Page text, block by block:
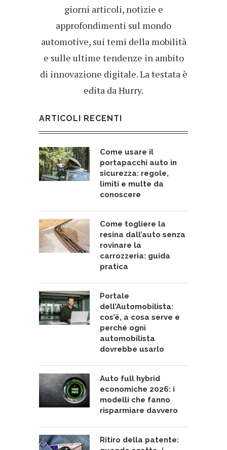
giorni articoli, notizie e
approfondimenti sul mondo
automotive, sui temi della mobilità
e sulle ultime tendenze in ambito
di innovazione digitale. La testata è
edita da Hurry.
ARTICOLI RECENTI
Come usare il
portapacchi auto in
sicurezza: regole,
limiti e multe da
conoscere
Come togliere la
resina dall’auto senza
rovinare la
carrozzeria: guida
pratica
Portale
dell’Automobilista:
cos’è, a cosa serve e
perché ogni
automobilista
dovrebbe usarlo
Auto full hybrid
economiche 2026: i
modelli che fanno
risparmiare davvero
Ritiro della patente: